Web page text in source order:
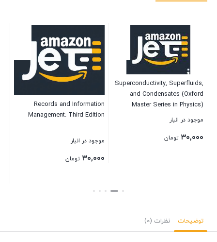
Superconductivity, Superfluids,
and Condensates (Oxford
Master Series in Physics)
موجود در انبار
۳۰,۰۰۰ تومان
Records and Information
Management: Third Edition
موجود در انبار
۳۰,۰۰۰ تومان
بستن
توضیحات نظرات (0)